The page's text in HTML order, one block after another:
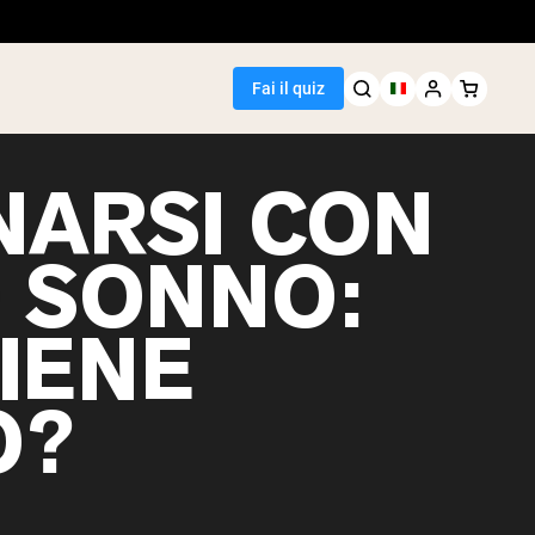
Fai il quiz
Seller
piselli
CON
SONNO: